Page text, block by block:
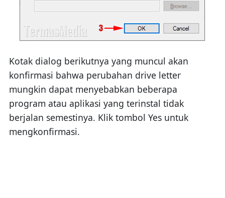
Kotak dialog berikutnya yang muncul akan
konfirmasi bahwa perubahan drive letter
mungkin dapat menyebabkan beberapa
program atau aplikasi yang terinstal tidak
berjalan semestinya. Klik tombol Yes untuk
mengkonfirmasi.